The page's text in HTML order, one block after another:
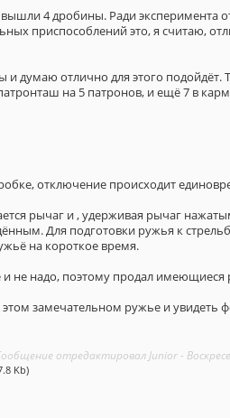
4 дробины. Ради эксперимента
приспособлений это, я считаю,
отлично для этого подойдёт.
на 5 патронов, и ещё 7 в
отключение происходит
рычаг и , удерживая рычаг
Для подготовки ружья к
на короткое время.
надо, поэтому продал имеющиеся
замечательном ружье и увидеть
отредактировал Junior-
Kb)